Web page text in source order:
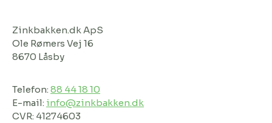
Zinkbakken.dk ApS
Ole Rømers Vej 16
8670 Låsby
Telefon: 88 44 18 10
E-mail: info@zinkbakken.dk
CVR: 41274603